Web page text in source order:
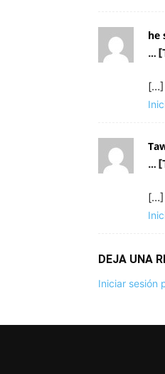
he
…
[…]
…
[…]
DEJA UNA
Iniciar sesión